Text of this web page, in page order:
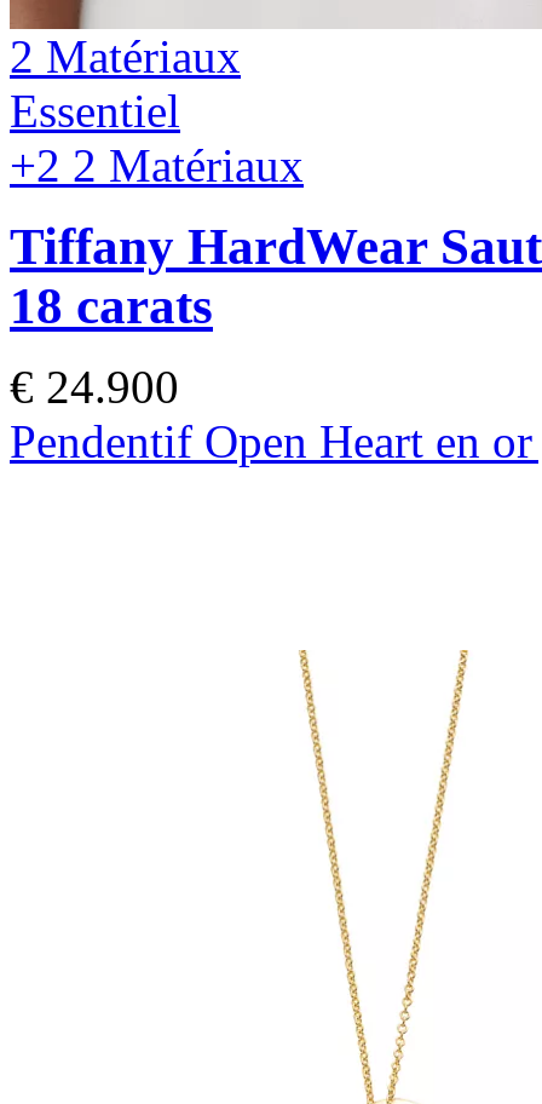
2 Matériaux
Essentiel
+2 2 Matériaux
Tiffany HardWear
18 carats
€ 24.900
Pendentif Open Heart en